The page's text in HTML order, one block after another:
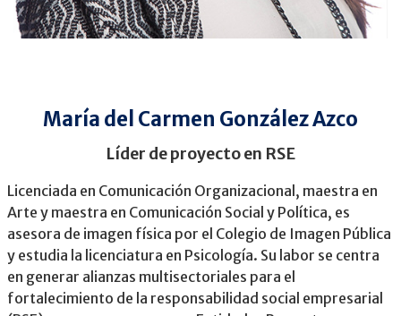
María del Carmen González Azco
Líder de proyecto en RSE
Licenciada en Comunicación Organizacional, maestra en
Arte y maestra en Comunicación Social y Política, es
asesora de imagen física por el Colegio de Imagen Pública
y estudia la licenciatura en Psicología. Su labor se centra
en generar alianzas multisectoriales para el
fortalecimiento de la responsabilidad social empresarial